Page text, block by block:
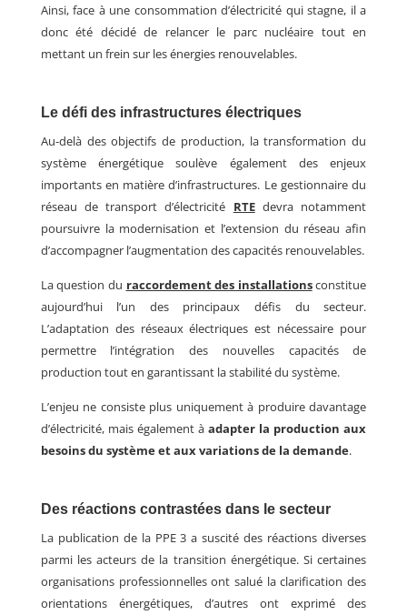
Ainsi, face à une consommation d’électricité qui stagne, il a
donc été décidé de relancer le parc nucléaire tout en
mettant un frein sur les énergies renouvelables.
Le défi des infrastructures électriques
Au-delà des objectifs de production, la transformation du
système énergétique soulève également des enjeux
importants en matière d’infrastructures. Le gestionnaire du
réseau de transport d’électricité RTEdevra notamment
poursuivre la modernisation et l’extension du réseau afin
d’accompagner l’augmentation des capacités renouvelables.
La question du raccordement des installationsconstitue
aujourd’hui l’un des principaux défis du secteur.
L’adaptation des réseaux électriques est nécessaire pour
permettre l’intégration des nouvelles capacités de
production tout en garantissant la stabilité du système.
L’enjeu ne consiste plus uniquement à produire davantage
d’électricité, mais également àadapter la production aux
besoins du système et aux variations de la demande.
Des réactions contrastées dans le secteur
La publication de la PPE 3 a suscité des réactions diverses
parmi les acteurs de la transition énergétique. Si certaines
organisations professionnelles ont salué la clarification des
orientations énergétiques, d’autres ont exprimé des